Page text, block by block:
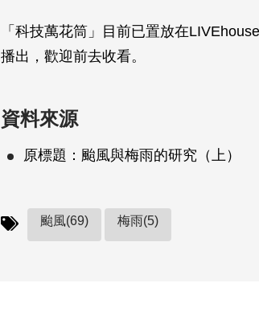
「科技萬花筒」目前已置放在
播出，歡迎前去收看。
資料來源
原標題：颱風與梅雨的研究（上）
颱風(69) 梅雨(5)